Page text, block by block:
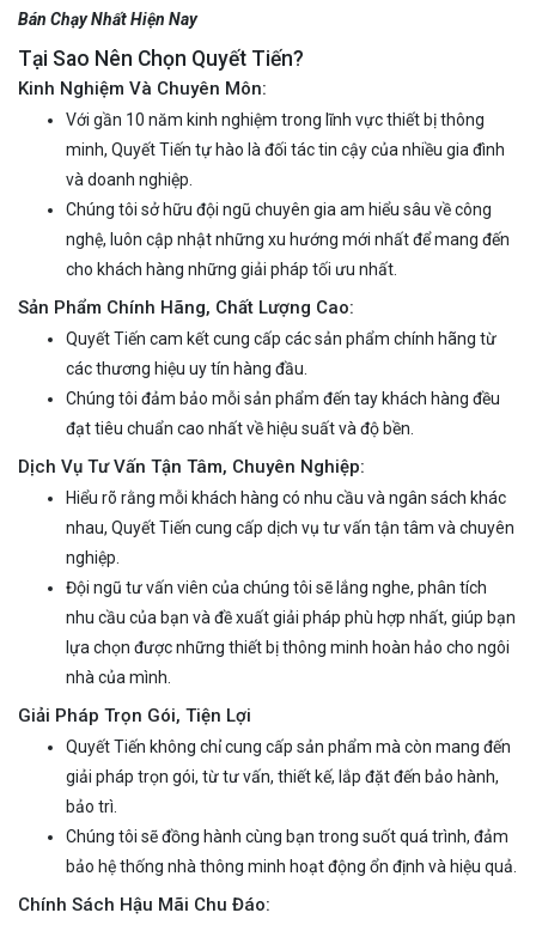
Bán Chạy Nhất Hiện Nay
Tại Sao Nên Chọn Quyết Tiến?
Kinh Nghiệm Và Chuyên Môn:
Với gần 10 năm kinh nghiệm trong lĩnh vực thiết bị thông
minh, Quyết Tiến tự hào là đối tác tin cậy của nhiều gia đình
và doanh nghiệp.
Chúng tôi sở hữu đội ngũ chuyên gia am hiểu sâu về công
nghệ, luôn cập nhật những xu hướng mới nhất để mang đến
cho khách hàng những giải pháp tối ưu nhất.
Sản Phẩm Chính Hãng, Chất Lượng Cao:
Quyết Tiến cam kết cung cấp các sản phẩm chính hãng từ
các thương hiệu uy tín hàng đầu.
Chúng tôi đảm bảo mỗi sản phẩm đến tay khách hàng đều
đạt tiêu chuẩn cao nhất về hiệu suất và độ bền.
Dịch Vụ Tư Vấn Tận Tâm, Chuyên Nghiệp:
Hiểu rõ rằng mỗi khách hàng có nhu cầu và ngân sách khác
nhau, Quyết Tiến cung cấp dịch vụ tư vấn tận tâm và chuyên
nghiệp.
Đội ngũ tư vấn viên của chúng tôi sẽ lắng nghe, phân tích
nhu cầu của bạn và đề xuất giải pháp phù hợp nhất, giúp bạn
lựa chọn được những thiết bị thông minh hoàn hảo cho ngôi
nhà của mình.
Giải Pháp Trọn Gói, Tiện Lợi
Quyết Tiến không chỉ cung cấp sản phẩm mà còn mang đến
giải pháp trọn gói, từ tư vấn, thiết kế, lắp đặt đến bảo hành,
bảo trì.
Chúng tôi sẽ đồng hành cùng bạn trong suốt quá trình, đảm
bảo hệ thống nhà thông minh hoạt động ổn định và hiệu quả.
Chính Sách Hậu Mãi Chu Đáo: